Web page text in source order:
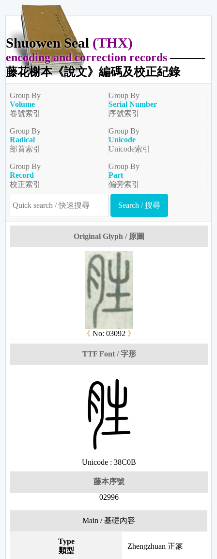
Shuowen Seal (THX)
encoding and correction records ———
藤花榭本《說文》編碼及校正紀錄
Group By
Volume
卷號索引
Group By
Serial Number
序號索引
Group By
Radical
部首索引
Group By
Unicode
Unicode索引
Group By
Record
校正索引
Group By
Part
偏旁索引
Original Glyph / 原圖
《 No: 03092 》
TTF Font / 字形
娋
Unicode : 38C0B
藤本序號
02996
Main / 基礎內容
Type
類型
Zhengzhuan 正篆